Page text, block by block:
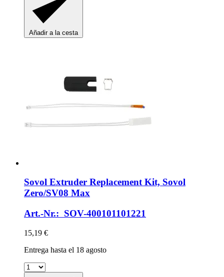
Añadir a la cesta
Sovol Extruder Replacement Kit, Sovol
Zero/SV08 Max
Art.-Nr.: SOV-400101101221
15,19 €
Entrega hasta el 18 agosto